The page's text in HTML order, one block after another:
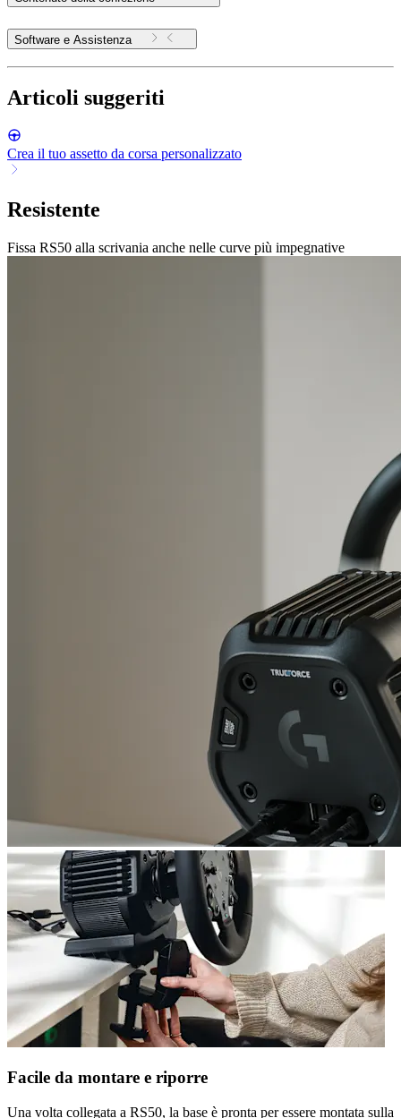
Software e Assistenza
Articoli suggeriti
Crea il tuo assetto da corsa personalizzato
Resistente
Fissa RS50 alla scrivania anche nelle curve più impegnative
Facile da montare e riporre
Una volta collegata a RS50, la base è pronta per essere montata sulla